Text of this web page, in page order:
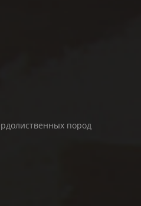
пород